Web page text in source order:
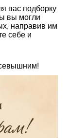
вас подборку
вы могли
направив им
себе и